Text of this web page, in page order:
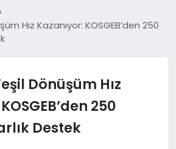
Hız Kazanıyor: KOSGEB’den 250
Dönüşüm Hız
250
Destek